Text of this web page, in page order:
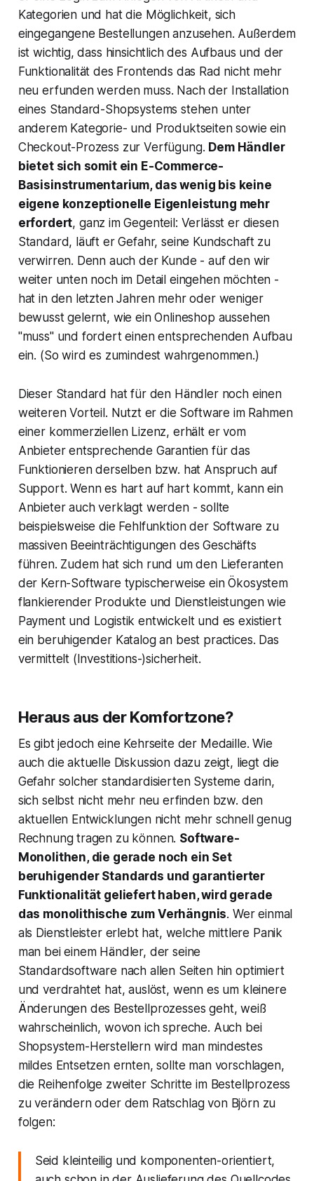
Kategorien und hat die Möglichkeit, sich
eingegangene Bestellungen anzusehen. Außerdem
ist wichtig, dass hinsichtlich des Aufbaus und der
Funktionalität des Frontends das Rad nicht mehr
neu erfunden werden muss. Nach der Installation
eines Standard-Shopsystems stehen unter
anderem Kategorie- und Produktseiten sowie ein
Checkout-Prozess zur Verfügung. Dem Händler
bietet sich somit ein E-Commerce-
Basisinstrumentarium, das wenig bis keine
eigene konzeptionelle Eigenleistung mehr
erfordert, ganz im Gegenteil: Verlässt er diesen
Standard, läuft er Gefahr, seine Kundschaft zu
verwirren. Denn auch der Kunde - auf den wir
weiter unten noch im Detail eingehen möchten -
hat in den letzten Jahren mehr oder weniger
bewusst gelernt, wie ein Onlineshop aussehen
"muss" und fordert einen entsprechenden Aufbau
ein. (So wird es zumindest wahrgenommen.)
Dieser Standard hat für den Händler noch einen
weiteren Vorteil. Nutzt er die Software im Rahmen
einer kommerziellen Lizenz, erhält er vom
Anbieter entsprechende Garantien für das
Funktionieren derselben bzw. hat Anspruch auf
Support. Wenn es hart auf hart kommt, kann ein
Anbieter auch verklagt werden - sollte
beispielsweise die Fehlfunktion der Software zu
massiven Beeinträchtigungen des Geschäfts
führen. Zudem hat sich rund um den Lieferanten
der Kern-Software typischerweise ein Ökosystem
flankierender Produkte und Dienstleistungen wie
Payment und Logistik entwickelt und es existiert
ein beruhigender Katalog an best practices. Das
vermittelt (Investitions-)sicherheit.
Heraus aus der Komfortzone?
Es gibt jedoch eine Kehrseite der Medaille. Wie
auch die aktuelle Diskussion dazu zeigt, liegt die
Gefahr solcher standardisierten Systeme darin,
sich selbst nicht mehr neu erfinden bzw. den
aktuellen Entwicklungen nicht mehr schnell genug
Rechnung tragen zu können. Software-
Monolithen, die gerade noch ein Set
beruhigender Standards und garantierter
Funktionalität geliefert haben, wird gerade
das monolithische zum Verhängnis. Wer einmal
als Dienstleister erlebt hat, welche mittlere Panik
man bei einem Händler, der seine
Standardsoftware nach allen Seiten hin optimiert
und verdrahtet hat, auslöst, wenn es um kleinere
Änderungen des Bestellprozesses geht, weiß
wahrscheinlich, wovon ich spreche. Auch bei
Shopsystem-Herstellern wird man mindestes
mildes Entsetzen ernten, sollte man vorschlagen,
die Reihenfolge zweiter Schritte im Bestellprozess
zu verändern oder dem Ratschlag von Björn zu
folgen:
Seid kleinteilig und komponenten-orientiert,